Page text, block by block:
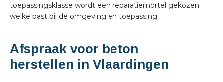
toepassingsklasse wordt een reparatiemortel gekozen
welke past bij de omgeving en toepassing.
Afspraak voor beton
herstellen in Vlaardingen